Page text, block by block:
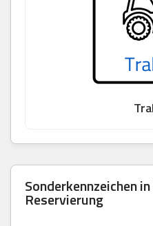
Sonderkennzeichen
Reservierung